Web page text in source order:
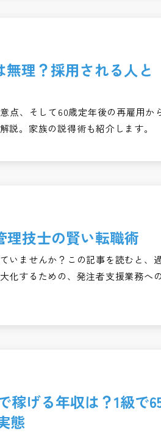
無理？採用される人と
点、そして60歳定年後の再雇用か
説。家族の説得術も紹介します。
理技士の賢い転職術
いませんか？この記事を読むと、
化するための、発注者支援業務へ
稼げる年収は？1級で
態